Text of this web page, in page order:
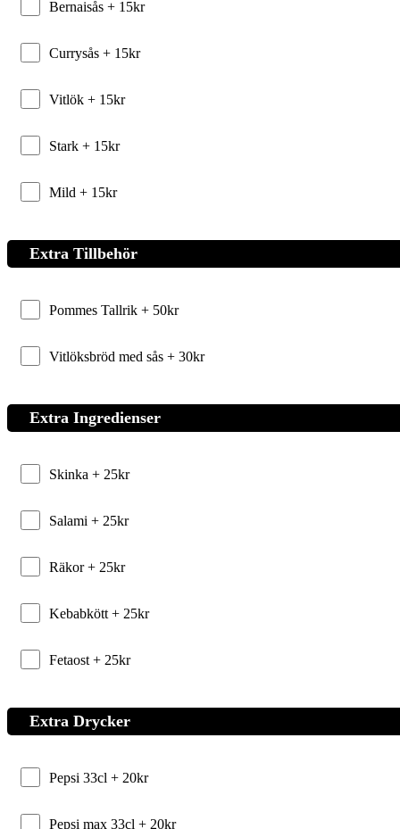
Bernaisås + 15kr
Currysås + 15kr
Vitlök + 15kr
Stark + 15kr
Mild + 15kr
Extra Tillbehör
Pommes Tallrik + 50kr
Vitlöksbröd med sås + 30kr
Extra Ingredienser
Skinka + 25kr
Salami + 25kr
Räkor + 25kr
Kebabkött + 25kr
Fetaost + 25kr
Extra Drycker
Pepsi 33cl + 20kr
Pepsi max 33cl + 20kr